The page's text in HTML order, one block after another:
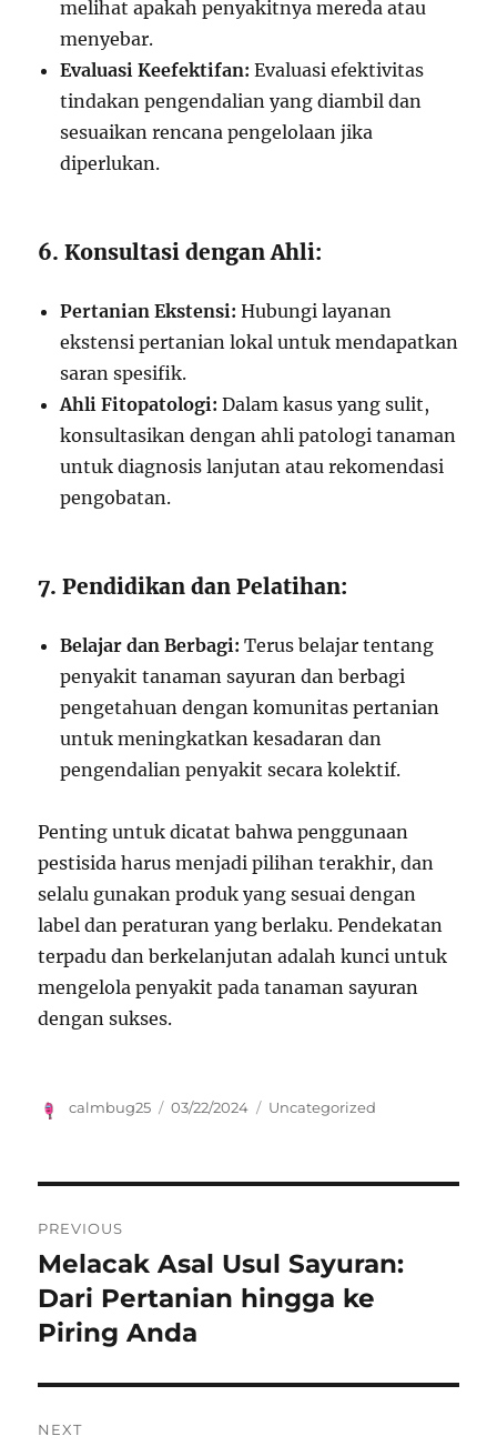
melihat apakah penyakitnya mereda atau
menyebar.
Evaluasi Keefektifan: Evaluasi efektivitas
tindakan pengendalian yang diambil dan
sesuaikan rencana pengelolaan jika
diperlukan.
6. Konsultasi dengan Ahli:
Pertanian Ekstensi: Hubungi layanan
ekstensi pertanian lokal untuk mendapatkan
saran spesifik.
Ahli Fitopatologi: Dalam kasus yang sulit,
konsultasikan dengan ahli patologi tanaman
untuk diagnosis lanjutan atau rekomendasi
pengobatan.
7. Pendidikan dan Pelatihan:
Belajar dan Berbagi: Terus belajar tentang
penyakit tanaman sayuran dan berbagi
pengetahuan dengan komunitas pertanian
untuk meningkatkan kesadaran dan
pengendalian penyakit secara kolektif.
Penting untuk dicatat bahwa penggunaan
pestisida harus menjadi pilihan terakhir, dan
selalu gunakan produk yang sesuai dengan
label dan peraturan yang berlaku. Pendekatan
terpadu dan berkelanjutan adalah kunci untuk
mengelola penyakit pada tanaman sayuran
dengan sukses.
Author
calmbug25
Posted
03/22/2024 Categories
Uncategorized
pos
PREVIOUS
Previous
post:
Melacak Asal Usul Sayuran:
Dari Pertanian hingga ke
Piring Anda
NEXT